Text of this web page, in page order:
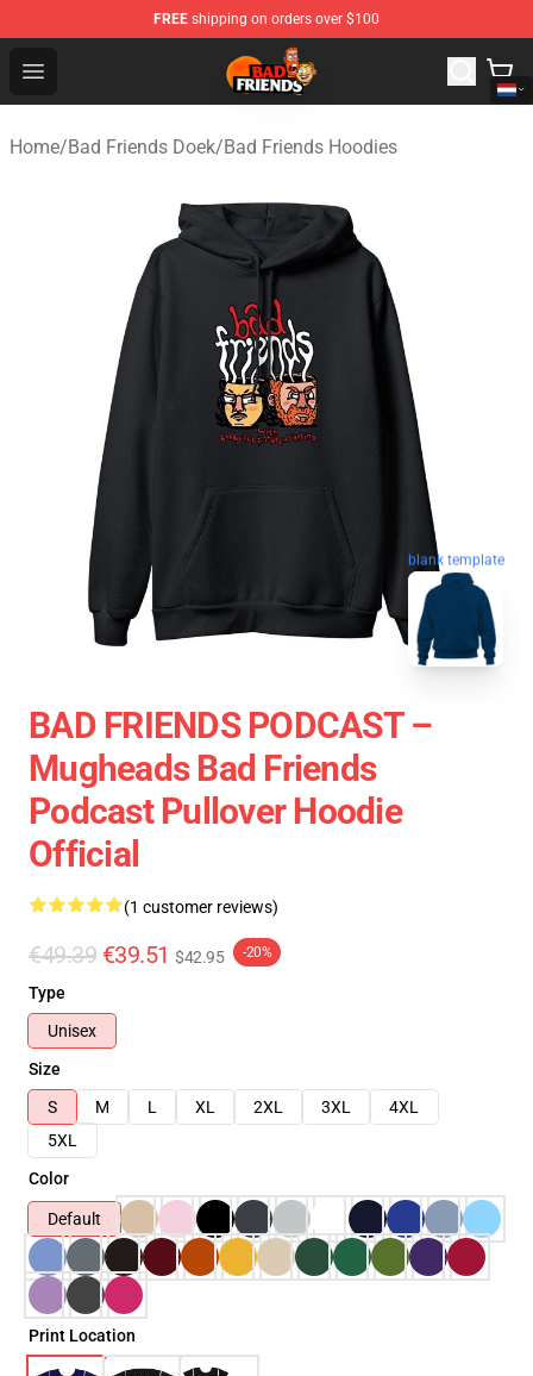
FREE shipping on orders over $100
Open menu
Bad Friends Shop - Official Bad Friends Merchandise
Home/Bad Friends Doek/Bad Friends Hoodies
blank template
BAD FRIENDS PODCAST –
Mugheads Bad Friends
Podcast Pullover Hoodie
Official
(1 customer reviews)
€49.39 €39.51 $42.95 -20%
Type
Unisex
Size
S
M L XL 2XL 3XL
4XL
5XL
Color
Default
Print Location